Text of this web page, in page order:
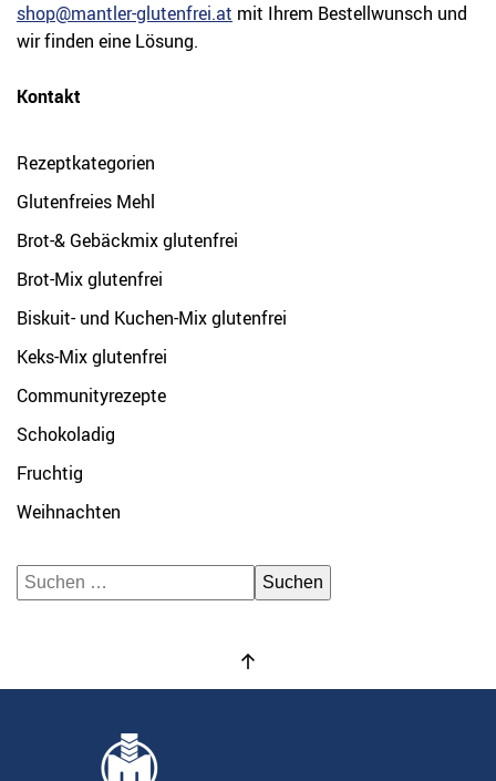
shop@mantler-glutenfrei.at mit Ihrem Bestellwunsch und
wir finden eine Lösung.
Kontakt
Rezeptkategorien
Glutenfreies Mehl
Brot-& Gebäckmix glutenfrei
Brot-Mix glutenfrei
Biskuit- und Kuchen-Mix glutenfrei
Keks-Mix glutenfrei
Communityrezepte
Schokoladig
Fruchtig
Weihnachten
Suchen
nach: